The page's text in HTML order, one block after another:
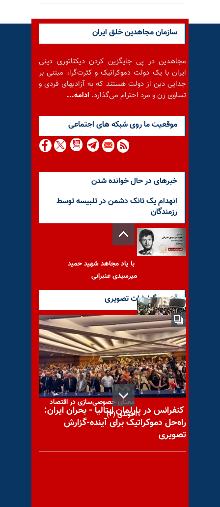
سازمان مجاهدین خلق ایران
مجاهدین در پی جایگزین کردن دیکتاتوری دینی
ایران با یک دولت دموکراتیک و کثرت‌گرا، مبتنی بر
جدایی دین از دولت هستند که به آزادیهای فردی و
تساوی زن و مرد احترام می‌گذارد. ادامه...
موقعيت ما روى شبكه هاى اجتماعى
خبرهای در حال خوانده شدن
انهدام یک تانک دشمن در تلبیسه توسط
رزمندگان
با یاد مجاهد شهید حمید
میرسیدی عنبرانی
«ناامیدی از نظام»، »سلاح
کشتار جمعی» علیه نظام
معنای خصوصی‌سازی در اقتصاد
آخوندی (۴)
آخرین گزارشات تصویری
کنفرانس در پارلمان ایتالیا - بحران ایران:
راه‌حل دموکراتیک برای آینده-گزارش
تصویری